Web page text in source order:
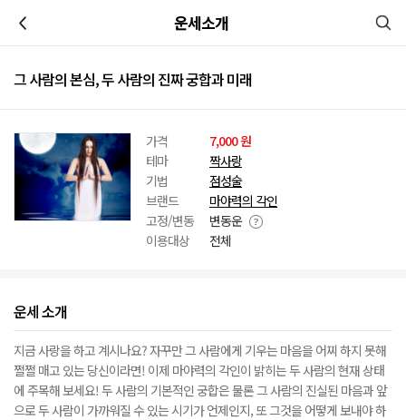
운세소개
그 사람의 본심, 두 사람의 진짜 궁합과 미래
가격
7,000 원
테마
짝사랑
기법
점성술
브랜드
마야력의 각인
고정/변동
변동운
이용대상
전체
운세 소개
지금 사랑을 하고 계시나요? 자꾸만 그 사람에게 기우는 마음을 어찌 하지 못해
쩔쩔 매고 있는 당신이라면! 이제 마야력의 각인이 밝히는 두 사람의 현재 상태
에 주목해 보세요! 두 사람의 기본적인 궁합은 물론 그 사람의 진실된 마음과 앞
으로 두 사람이 가까워질 수 있는 시기가 언제인지, 또 그것을 어떻게 보내야 하